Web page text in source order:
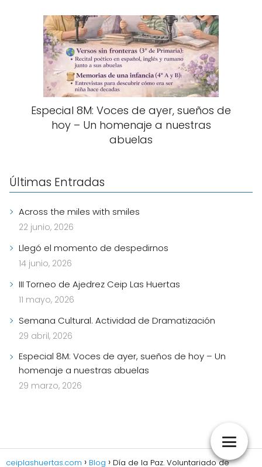
Especial 8M: Voces de ayer, sueños de
hoy – Un homenaje a nuestras
abuelas
Últimas Entradas
Across the miles with smiles
22 junio, 2026
Llegó el momento de despedirnos
14 junio, 2026
III Torneo de Ajedrez Ceip Las Huertas
11 mayo, 2026
Semana Cultural. Actividad de Dramatización
29 abril, 2026
Especial 8M: Voces de ayer, sueños de hoy – Un
homenaje a nuestras abuelas
29 marzo, 2026
ceiplashuertas.com Blog Día de la Paz. Voluntariado de